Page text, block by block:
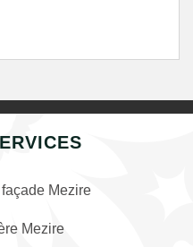
Mezire
Mezire